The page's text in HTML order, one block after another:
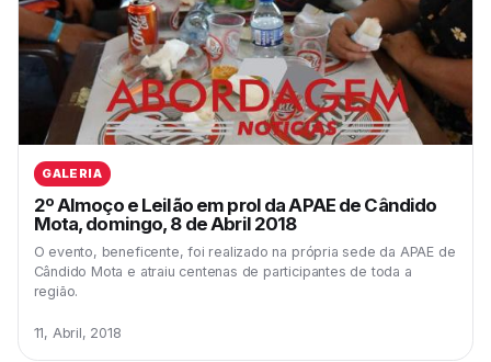
GALERIA
2º Almoço e Leilão em prol da APAE de Cândido
Mota, domingo, 8 de Abril 2018
O evento, beneficente, foi realizado na própria sede da APAE de
Cândido Mota e atraiu centenas de participantes de toda a
região.
11, Abril, 2018